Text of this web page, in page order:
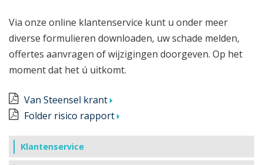
Via onze online klantenservice kunt u onder meer
diverse formulieren downloaden, uw schade melden,
offertes aanvragen of wijzigingen doorgeven. Op het
moment dat het ú uitkomt.
Van Steensel krant
Folder risico rapport
Klantenservice